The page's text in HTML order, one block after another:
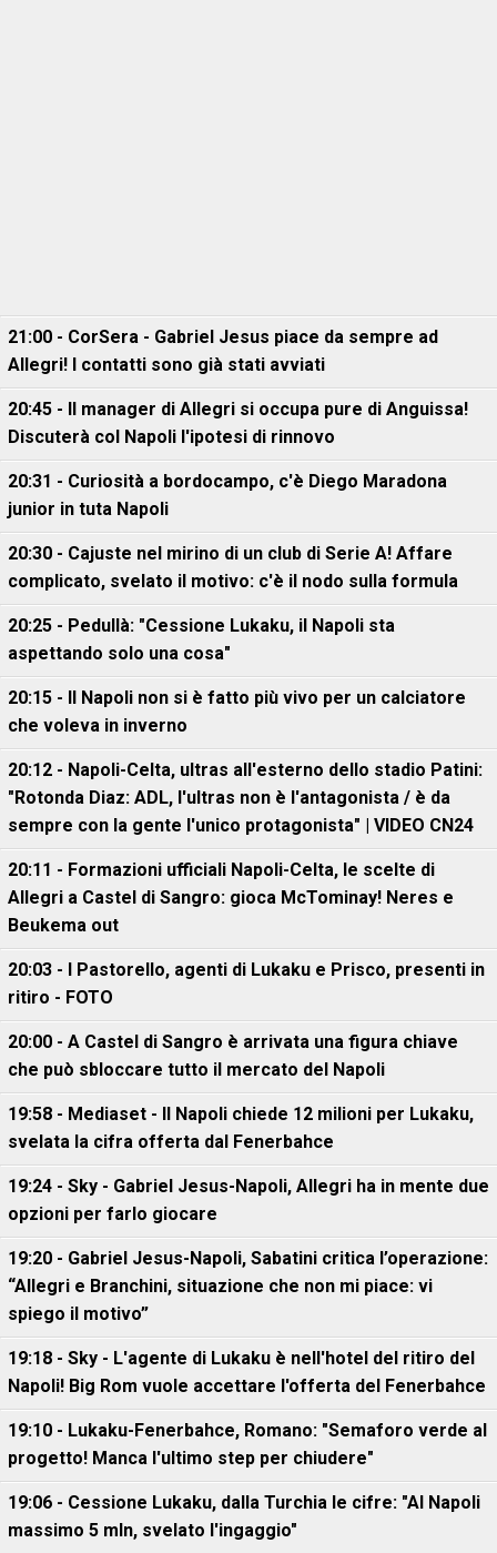
21:00 - CorSera - Gabriel Jesus piace da sempre ad
Allegri! I contatti sono già stati avviati
20:45 - Il manager di Allegri si occupa pure di Anguissa!
Discuterà col Napoli l'ipotesi di rinnovo
20:31 - Curiosità a bordocampo, c'è Diego Maradona
junior in tuta Napoli
20:30 - Cajuste nel mirino di un club di Serie A! Affare
complicato, svelato il motivo: c'è il nodo sulla formula
20:25 - Pedullà: "Cessione Lukaku, il Napoli sta
aspettando solo una cosa"
20:15 - Il Napoli non si è fatto più vivo per un calciatore
che voleva in inverno
20:12 - Napoli-Celta, ultras all'esterno dello stadio Patini:
"Rotonda Diaz: ADL, l'ultras non è l'antagonista / è da
sempre con la gente l'unico protagonista" | VIDEO CN24
20:11 - Formazioni ufficiali Napoli-Celta, le scelte di
Allegri a Castel di Sangro: gioca McTominay! Neres e
Beukema out
20:03 - I Pastorello, agenti di Lukaku e Prisco, presenti in
ritiro - FOTO
20:00 - A Castel di Sangro è arrivata una figura chiave
che può sbloccare tutto il mercato del Napoli
19:58 - Mediaset - Il Napoli chiede 12 milioni per Lukaku,
svelata la cifra offerta dal Fenerbahce
19:24 - Sky - Gabriel Jesus-Napoli, Allegri ha in mente due
opzioni per farlo giocare
19:20 - Gabriel Jesus-Napoli, Sabatini critica l’operazione:
“Allegri e Branchini, situazione che non mi piace: vi
spiego il motivo”
19:18 - Sky - L'agente di Lukaku è nell'hotel del ritiro del
Napoli! Big Rom vuole accettare l'offerta del Fenerbahce
19:10 - Lukaku-Fenerbahce, Romano: "Semaforo verde al
progetto! Manca l'ultimo step per chiudere"
19:06 - Cessione Lukaku, dalla Turchia le cifre: "Al Napoli
massimo 5 mln, svelato l'ingaggio"